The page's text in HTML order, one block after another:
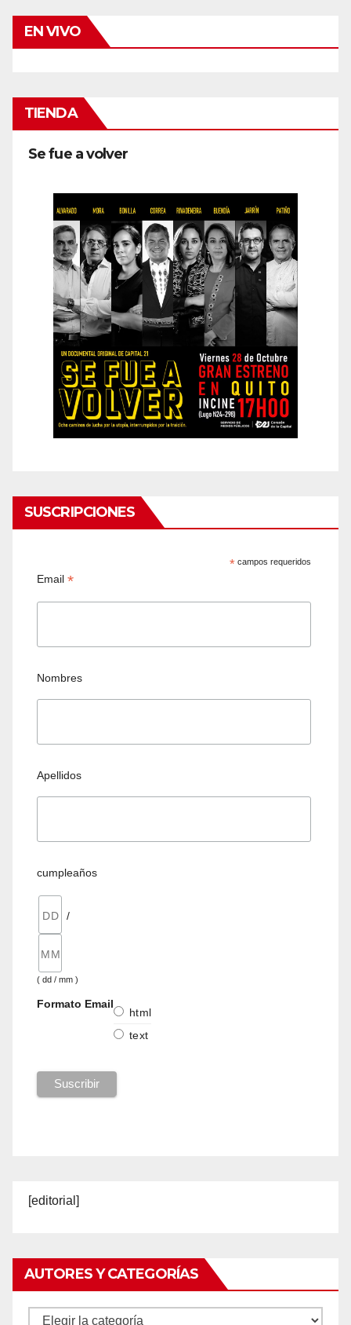
EN VIVO
TIENDA
Se fue a volver
SUSCRIPCIONES
* campos requeridos
Email*
Nombres
Apellidos
cumpleaños
/
( dd / mm )
Formato Email
html
text
[editorial]
AUTORES Y CATEGORÍAS
Autores